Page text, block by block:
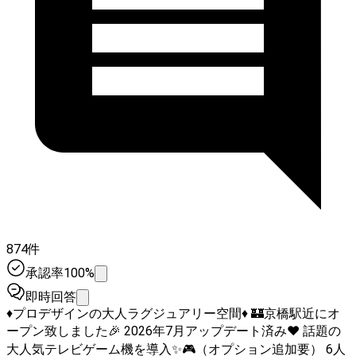
874件
承認率100%
即時回答
♦プロデザインの大人ラグジュアリー空間♦ 🏰京橋駅近にオ
ープン致しました🎉 2026年7月アップデート済み♥ 話題の
大人気テレビゲーム機を導入✨🎮（オプション追加要） 6人